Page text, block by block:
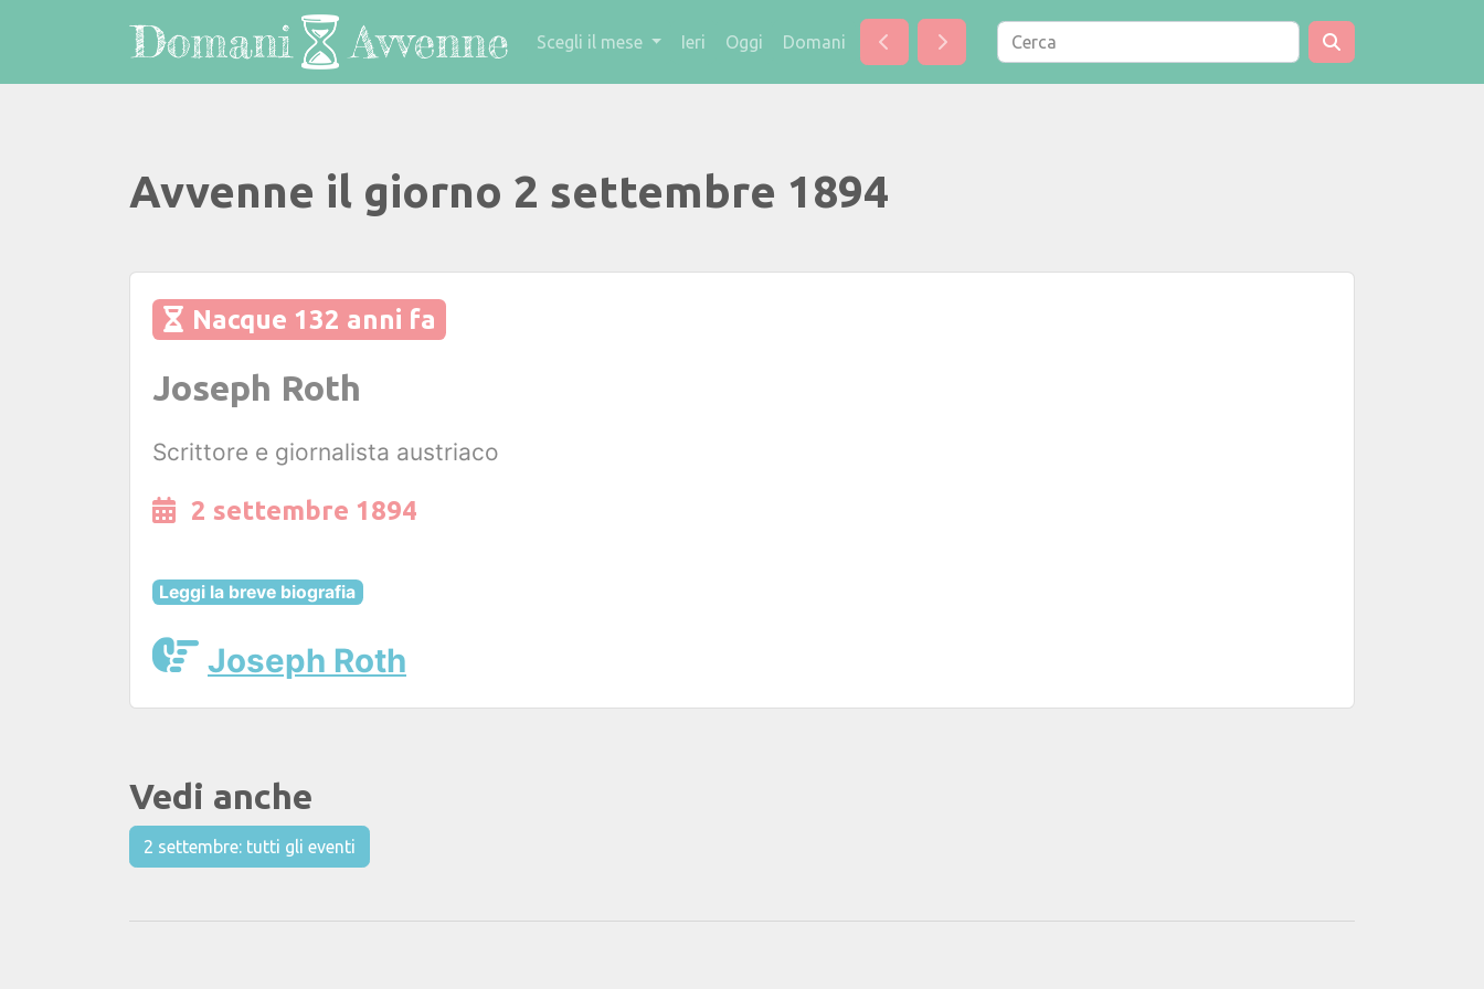
Scegli il mese Ieri Oggi Domani
Avvenne il giorno 2 settembre 1894
Nacque 132 anni fa
Joseph Roth
Scrittore e giornalista austriaco
2 settembre 1894
Leggi la breve biografia
Joseph Roth
Vedi anche
2 settembre: tutti gli eventi